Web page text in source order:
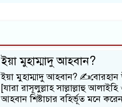
ইয়া মুহাম্মাদু আহবান?
ইয়া মুহাম্মাদু আহবান? ✍️বোরহান
[যারা রাসূলুল্লাহ সাল্লাল্লাহু
আহবান শিষ্টাচার বহির্ভূত মনে